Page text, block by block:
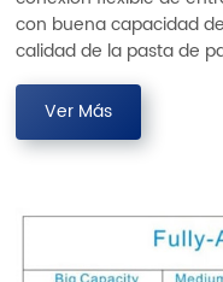
con buena capacidad
calidad de la pasta de
Ver Más